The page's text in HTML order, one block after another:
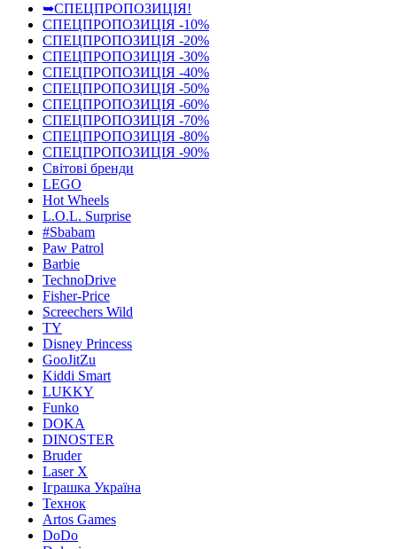
➥СПЕЦПРОПОЗИЦІЯ!
СПЕЦПРОПОЗИЦІЯ -10%
СПЕЦПРОПОЗИЦІЯ -20%
СПЕЦПРОПОЗИЦІЯ -30%
СПЕЦПРОПОЗИЦІЯ -40%
СПЕЦПРОПОЗИЦІЯ -50%
СПЕЦПРОПОЗИЦІЯ -60%
СПЕЦПРОПОЗИЦІЯ -70%
СПЕЦПРОПОЗИЦІЯ -80%
СПЕЦПРОПОЗИЦІЯ -90%
Світові бренди
LEGO
Hot Wheels
L.O.L. Surprise
#Sbabam
Paw Patrol
Barbie
TechnoDrive
Fisher-Price
Screechers Wild
TY
Disney Princess
GooJitZu
Kiddi Smart
LUKKY
Funko
DOKA
DINOSTER
Bruder
Laser X
Іграшка Україна
Технок
Artos Games
DoDo